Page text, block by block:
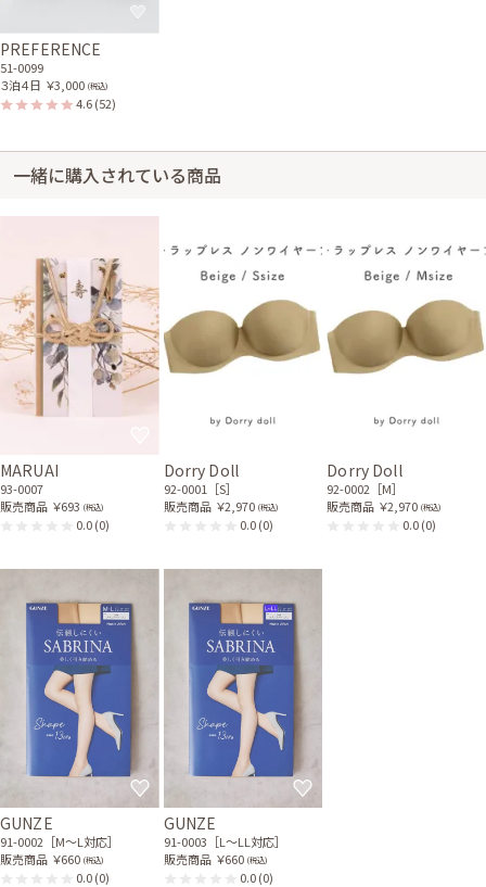
PREFERENCE
51-0099
３泊４日 ￥3,000 (税込)
4.6(52)
一緒に購入されている商品
MARUAI
93-0007
販売商品 ￥693 (税込)
0.0(0)
Dorry Doll
92-0001［S］
販売商品 ￥2,970 (税込)
0.0(0)
Dorry Doll
92-0002［M］
販売商品 ￥2,970 (税込)
0.0(0)
GUNZE
91-0002［M〜L対応］
販売商品 ￥660 (税込)
0.0(0)
GUNZE
91-0003［L〜LL対応］
販売商品 ￥660 (税込)
0.0(0)